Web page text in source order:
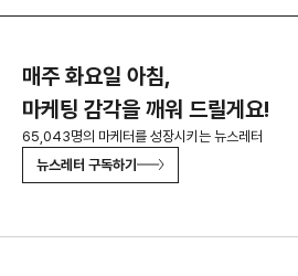
매주 화요일 아침,
마케팅 감각을 깨워 드릴게요!
65,043명의 마케터를 성장시키는 뉴스레터
뉴스레터 구독하기